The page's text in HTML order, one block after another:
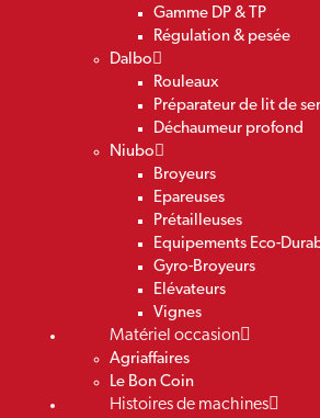
Gamme DP & TP
Régulation & pesée
Dalbo
Rouleaux
Préparateur de lit de
Déchaumeur profond
Niubo
Broyeurs
Epareuses
Prétailleuses
Equipements Eco-
Gyro-Broyeurs
Elévateurs
Vignes
Matériel occasion
Agriaffaires
Le Bon Coin
Histoires de machines